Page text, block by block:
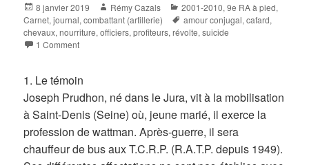
Posted
on
8 janvier 2019 Author
Rémy Cazals Categories
2001-2010,9e RA à pied,
Carnet, journal,combattant (artillerie) Tags
amour conjugal,cafard,
chevaux,nourriture,officiers,profiteurs,révolte,suicide
1 Comment
1. Le témoin
Joseph Prudhon, né dans le Jura, vit à la mobilisation
à Saint-Denis (Seine) où, jeune marié, il exerce la
profession de wattman. Après-guerre, il sera
chauffeur de bus aux T.C.R.P. (R.A.T.P. depuis 1949).